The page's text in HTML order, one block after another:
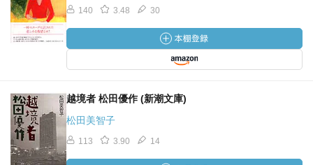
140 3.48 30
越境者 松田優作 (新潮文庫)
松田美智子
113 3.90 14